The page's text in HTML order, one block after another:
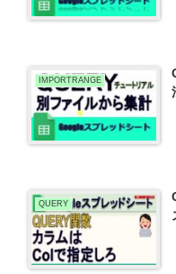
IMPORTRANGE
QUERY